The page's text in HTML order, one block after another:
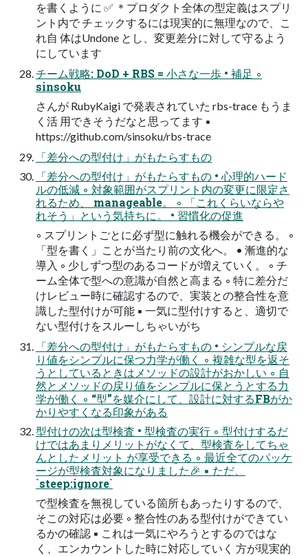
を書くように ✅ ＊プロダクト全体の型定義はスプリ
ント内で チェックするには現実的に無理なので、こ
れ自 体はUndone とし、変更差分に対して守るよう
にしています
チーム戦略: DoD + RBS = 小さな一歩 • 補足 ◦
sinsoku
さんが RubyKaigi で発表されていた rbs-trace もうま
く活 用できそうだなと思ってます ▪
https://github.com/sinsoku/rbs-trace
「差分への型付け」がもたらすもの
「差分への型付け」がもたらすもの • 心理的ハード
ルの低減 ◦ 対象範囲がスプリント内の変更に限定さ
れるため、 manageable。 ◦ 「これくらいならや
れそう」という気持ちに。 • 習慣化の促進
◦ スプリントごとに必ず型に触れる機会ができる。 ◦
「型を書く」ことが当たり前の文化へ。 • 漸進的な
導入 ◦ 少しずつ型のあるコードが増えていく。 ◦ チ
ーム全体で型への意識が自然と高まる ◦ 特に差分だ
けレビュー時に確認するので、実装との整合性を意
識した型付けが可能 ▪ 一気に型付けすると、適切で
ない型付けをスルーしちゃいがち
「差分への型付け」がもたらすもの • シンプルな戻
り値をシンプルに保つ力学が働く ◦ 複雑な型を返そ
うとしているときはメソッドの設計がおかしい ◦ 自
然とメソッドの戻り値をシンプルに保とうとする力
学が働く ◦ “型”を媒介にして、設計に対するFBがか
かりやすくなる印象がある
型付けの次は型検査 • 型検査の実行 ◦ 型付けするだ
けではあまりメリットがなくて、型検査をしてちゃ
んとしたメリット が享受できる ◦ 最近全てのパッケ
ージが型検査対象になりました🎉 ▪ ただ、
`steep:ignore`
で型検査を無視している箇所もあったりするので、
そこの対応は必要 ◦ 整合性のある型付けができてい
るかの確認 ▪ これは一気にやろうとするのではな
く、エンカウントした時に対応していく 方が現実的